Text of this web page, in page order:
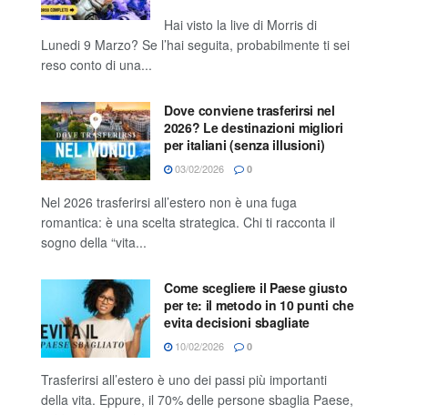
Hai visto la live di Morris di
Lunedi 9 Marzo? Se l’hai seguita, probabilmente ti sei
reso conto di una...
Dove conviene trasferirsi nel
2026? Le destinazioni migliori
per italiani (senza illusioni)
03/02/2026 0
Nel 2026 trasferirsi all’estero non è una fuga
romantica: è una scelta strategica. Chi ti racconta il
sogno della “vita...
Come scegliere il Paese giusto
per te: il metodo in 10 punti che
evita decisioni sbagliate
10/02/2026 0
Trasferirsi all’estero è uno dei passi più importanti
della vita. Eppure, il 70% delle persone sbaglia Paese,